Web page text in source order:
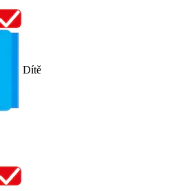
Dítě